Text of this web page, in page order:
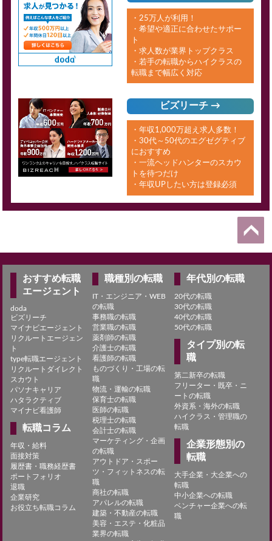
・25万人が利用！
・希望や適正に合わせたサポー
ト
・求人数が業界トップクラス
・若手の転職からハイクラスの
転職まで幅広く対応
ビズリーチ →
・年収1,000万超え求人多数！
・30代～50代のエグゼグティブ
におすすめ
・一流ヘッドハンターのスカウ
トを待つだけ
・年収UPしたい方は登録必須
おすすめ転職
エージェント
doda
ビズリーチ
マイナビエージェント
リクルートエージェン
ト
type転職エージェント
リクルートダイレクト
スカウト
パソナキャリア
ハタラクティブ
マイナビ看護師
転職コラム
年収・給料
面接対策
履歴書・職務経歴書
ポートフォリオ
退職
企業研究
お役立ち転職コラム
職種別の転職
IT・エンジニア・WEB
の転職
事務職の転職
営業職の転職
薬剤師の転職
介護士の転職
看護師の転職
ものづくり・工場の転
職
物流・運輸の転職
保育士の転職
医師の転職
税理士の転職
会計士の転職
マーケティング・企画
の転職
アウトドア・スポー
ツ・フィットネスの転
職
商社の転職
アパレルの転職
建築・不動産の転職
美容・エステ・化粧品
業界の転職
年代別の転職
20代の転職
30代の転職
40代の転職
50代の転職
タイプ別の転
職
第二新卒の転職
フリーター・既卒・ニ
ートの転職
外資系・海外の転職
ハイクラス・管理職の
転職
企業形態別の
転職
大手企業・大企業への
転職
中小企業への転職
ベンチャー企業への転
職